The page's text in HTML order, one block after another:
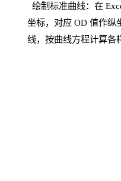
绘制标准曲线：在
坐标，对应OD 值作纵
线，按曲线方程计算各